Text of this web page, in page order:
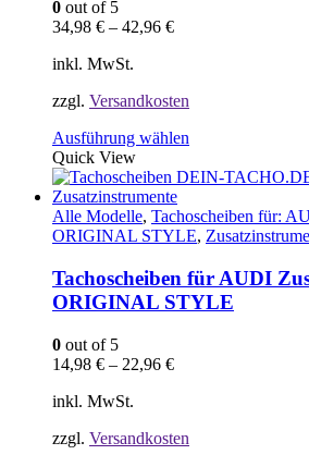
0 out of 5
34,98 € – 42,96 €
inkl. MwSt.
zzgl. Versandkosten
Ausführung wählen
weist
Varianten
auf.
Optionen
können
auf
Quick View
Alle Modelle, Tachoscheiben für:
ORIGINAL STYLE,
Tachoscheiben für AUDI
ORIGINAL STYLE
0 out of 5
14,98 € – 22,96 €
inkl. MwSt.
zzgl. Versandkosten